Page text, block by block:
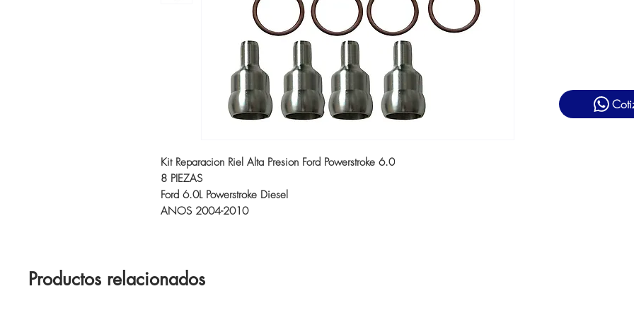
Kit Reparacion Riel Alta Presion Ford Powerstroke 6.0
8 PIEZAS
Ford 6.0L Powerstroke Diesel
ANOS 2004-2010
Productos relacionados